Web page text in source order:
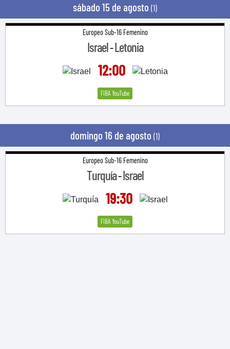
sábado 15 de agosto (1)
Europeo Sub-16 Femenino
Israel-Letonia
12:00
FIBA YouTube
domingo 16 de agosto (1)
Europeo Sub-16 Femenino
Turquía-Israel
19:30
FIBA YouTube